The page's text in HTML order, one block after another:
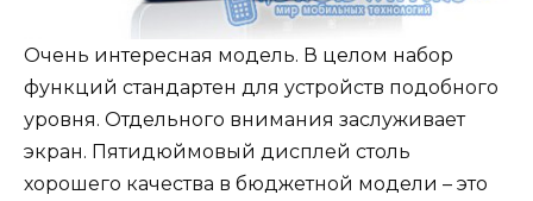
Очень интересная модель. В целом набор
функций стандартен для устройств подобного
уровня. Отдельного внимания заслуживает
экран. Пятидюймовый дисплей столь
хорошего качества в бюджетной модели – это